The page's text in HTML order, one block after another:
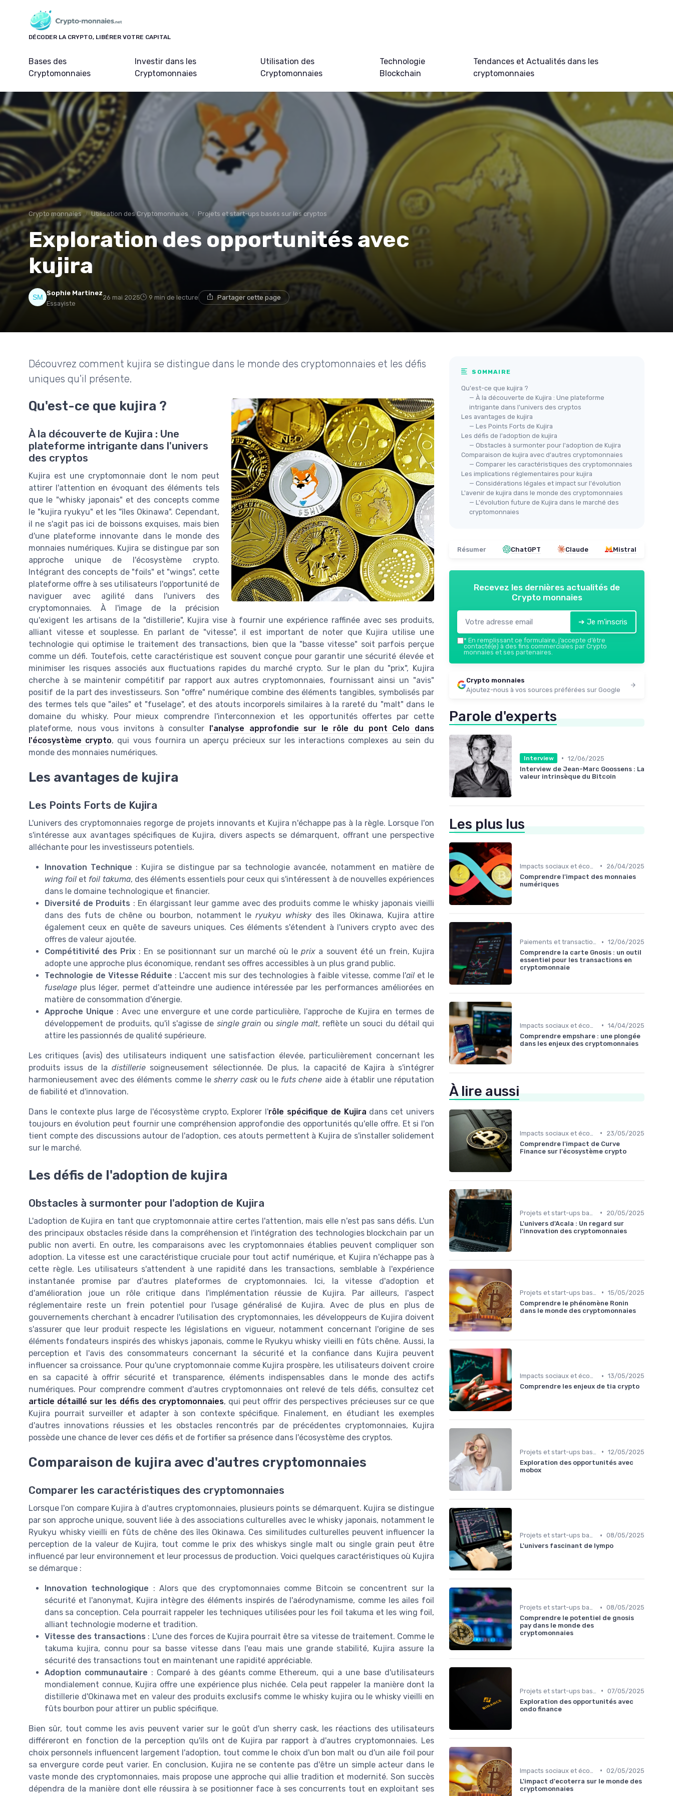
DÉCODER LA CRYPTO, LIBÉRER VOTRE CAPITAL
Bases des
Cryptomonnaies
Investir dans les
Cryptomonnaies
Utilisation des
Cryptomonnaies
Technologie
Blockchain
Tendances et Actualités dans les
cryptomonnaies
Crypto monnaies Utilisation des Cryptomonnaies Projets et start-ups basés sur les cryptos
Exploration des opportunités avec
kujira
Sophie Martinez
Essayiste
26 mai 2025 9 min de lecture Partager cette page
Découvrez comment kujira se distingue dans le monde des cryptomonnaies et les défis
uniques qu'il présente.
Qu'est-ce que kujira ?
À la découverte de Kujira : Une
plateforme intrigante dans l'univers
des cryptos
Kujira est une cryptomonnaie dont le nom peut
attirer l'attention en évoquant des éléments tels
que le "whisky japonais" et des concepts comme
le "kujira ryukyu" et les "îles Okinawa". Cependant,
il ne s'agit pas ici de boissons exquises, mais bien
d'une plateforme innovante dans le monde des
monnaies numériques. Kujira se distingue par son
approche unique de l'écosystème crypto.
Intégrant des concepts de "foils" et "wings", cette
plateforme offre à ses utilisateurs l'opportunité de
naviguer avec agilité dans l'univers des
cryptomonnaies. À l'image de la précision
qu'exigent les artisans de la "distillerie", Kujira vise à fournir une expérience raffinée avec ses produits,
alliant vitesse et souplesse. En parlant de "vitesse", il est important de noter que Kujira utilise une
technologie qui optimise le traitement des transactions, bien que la "basse vitesse" soit parfois perçue
comme un défi. Toutefois, cette caractéristique est souvent conçue pour garantir une sécurité élevée et
minimiser les risques associés aux fluctuations rapides du marché crypto. Sur le plan du "prix", Kujira
cherche à se maintenir compétitif par rapport aux autres cryptomonnaies, fournissant ainsi un "avis"
positif de la part des investisseurs. Son "offre" numérique combine des éléments tangibles, symbolisés par
des termes tels que "ailes" et "fuselage", et des atouts incorporels similaires à la rareté du "malt" dans le
domaine du whisky. Pour mieux comprendre l'interconnexion et les opportunités offertes par cette
plateforme, nous vous invitons à consulter l'analyse approfondie sur le rôle du pont Celo dans
l'écosystème crypto, qui vous fournira un aperçu précieux sur les interactions complexes au sein du
monde des monnaies numériques.
Les avantages de kujira
Les Points Forts de Kujira
L'univers des cryptomonnaies regorge de projets innovants et Kujira n'échappe pas à la règle. Lorsque l'on
s'intéresse aux avantages spécifiques de Kujira, divers aspects se démarquent, offrant une perspective
alléchante pour les investisseurs potentiels.
Innovation Technique : Kujira se distingue par sa technologie avancée, notamment en matière de
wing foil et foil takuma, des éléments essentiels pour ceux qui s'intéressent à de nouvelles expériences
dans le domaine technologique et financier.
Diversité de Produits : En élargissant leur gamme avec des produits comme le whisky japonais vieilli
dans des futs de chêne ou bourbon, notamment leryukyu whisky des îles Okinawa, Kujira attire
également ceux en quête de saveurs uniques. Ces éléments s'étendent à l'univers crypto avec des
offres de valeur ajoutée.
Compétitivité des Prix : En se positionnant sur un marché où leprix a souvent été un frein, Kujira
adopte une approche plus économique, rendant ses offres accessibles à un plus grand public.
Technologie de Vitesse Réduite : L'accent mis sur des technologies à faible vitesse, comme l'ail et le
fuselage plus léger, permet d'atteindre une audience intéressée par les performances améliorées en
matière de consommation d'énergie.
Approche Unique : Avec une envergure et une corde particulière, l'approche de Kujira en termes de
développement de produits, qu'il s'agisse de single grain ousingle malt, reflète un souci du détail qui
attire les passionnés de qualité supérieure.
Les critiques (avis) des utilisateurs indiquent une satisfaction élevée, particulièrement concernant les
produits issus de ladistillerie soigneusement sélectionnée. De plus, la capacité de Kajira à s'intégrer
harmonieusement avec des éléments comme le sherry caskou le futs chene aide à établir une réputation
de fiabilité et d'innovation.
Dans le contexte plus large de l'écosystème crypto, Explorer l'rôle spécifique de Kujira dans cet univers
toujours en évolution peut fournir une compréhension approfondie des opportunités qu'elle offre. Et si l'on
tient compte des discussions autour de l'adoption, ces atouts permettent à Kujira de s'installer solidement
sur le marché.
Les défis de l'adoption de kujira
Obstacles à surmonter pour l'adoption de Kujira
L'adoption de Kujira en tant que cryptomonnaie attire certes l'attention, mais elle n'est pas sans défis. L'un
des principaux obstacles réside dans la compréhension et l'intégration des technologies blockchain par un
public non averti. En outre, les comparaisons avec les cryptomonnaies établies peuvent compliquer son
adoption. La vitesse est une caractéristique cruciale pour tout actif numérique, et Kujira n'échappe pas à
cette règle. Les utilisateurs s'attendent à une rapidité dans les transactions, semblable à l'expérience
instantanée promise par d'autres plateformes de cryptomonnaies. Ici, la vitesse d'adoption et
d'amélioration joue un rôle critique dans l'implémentation réussie de Kujira. Par ailleurs, l'aspect
réglementaire reste un frein potentiel pour l'usage généralisé de Kujira. Avec de plus en plus de
gouvernements cherchant à encadrer l'utilisation des cryptomonnaies, les développeurs de Kujira doivent
s'assurer que leur produit respecte les législations en vigueur, notamment concernant l'origine de ses
éléments fondateurs inspirés des whiskys japonais, comme le Ryukyu whisky vieilli en fûts chêne. Aussi, la
perception et l'avis des consommateurs concernant la sécurité et la confiance dans Kujira peuvent
influencer sa croissance. Pour qu'une cryptomonnaie comme Kujira prospère, les utilisateurs doivent croire
en sa capacité à offrir sécurité et transparence, éléments indispensables dans le monde des actifs
numériques. Pour comprendre comment d'autres cryptomonnaies ont relevé de tels défis, consultez cet
article détaillé sur les défis des cryptomonnaies, qui peut offrir des perspectives précieuses sur ce que
Kujira pourrait surveiller et adapter à son contexte spécifique. Finalement, en étudiant les exemples
d'autres innovations réussies et les obstacles rencontrés par de précédentes cryptomonnaies, Kujira
possède une chance de lever ces défis et de fortifier sa présence dans l'écosystème des cryptos.
Comparaison de kujira avec d'autres cryptomonnaies
Comparer les caractéristiques des cryptomonnaies
Lorsque l'on compare Kujira à d'autres cryptomonnaies, plusieurs points se démarquent. Kujira se distingue
par son approche unique, souvent liée à des associations culturelles avec le whisky japonais, notamment le
Ryukyu whisky vieilli en fûts de chêne des îles Okinawa. Ces similitudes culturelles peuvent influencer la
perception de la valeur de Kujira, tout comme le prix des whiskys single malt ou single grain peut être
influencé par leur environnement et leur processus de production. Voici quelques caractéristiques où Kujira
se démarque :
Innovation technologique : Alors que des cryptomonnaies comme Bitcoin se concentrent sur la
sécurité et l'anonymat, Kujira intègre des éléments inspirés de l'aérodynamisme, comme les ailes foil
dans sa conception. Cela pourrait rappeler les techniques utilisées pour les foil takuma et les wing foil,
alliant technologie moderne et tradition.
Vitesse des transactions : L'une des forces de Kujira pourrait être sa vitesse de traitement. Comme le
takuma kujira, connu pour sa basse vitesse dans l'eau mais une grande stabilité, Kujira assure la
sécurité des transactions tout en maintenant une rapidité appréciable.
Adoption communautaire : Comparé à des géants comme Ethereum, qui a une base d'utilisateurs
mondialement connue, Kujira offre une expérience plus nichée. Cela peut rappeler la manière dont la
distillerie d'Okinawa met en valeur des produits exclusifs comme le whisky kujira ou le whisky vieilli en
fûts bourbon pour attirer un public spécifique.
Bien sûr, tout comme les avis peuvent varier sur le goût d'un sherry cask, les réactions des utilisateurs
différeront en fonction de la perception qu'ils ont de Kujira par rapport à d'autres cryptomonnaies. Les
choix personnels influencent largement l'adoption, tout comme le choix d'un bon malt ou d'un aile foil pour
sa envergure corde peut varier. En conclusion, Kujira ne se contente pas d'être un simple acteur dans le
vaste monde des cryptomonnaies, mais propose une approche qui allie tradition et modernité. Son succès
dépendra de la manière dont elle réussira à se positionner face à ses concurrents tout en exploitant ses
SOMMAIRE
Qu'est-ce que kujira ?
— À la découverte de Kujira : Une plateforme
intrigante dans l'univers des cryptos
Les avantages de kujira
— Les Points Forts de Kujira
Les défis de l'adoption de kujira
— Obstacles à surmonter pour l'adoption de Kujira
Comparaison de kujira avec d'autres cryptomonnaies
— Comparer les caractéristiques des cryptomonnaies
Les implications réglementaires pour kujira
— Considérations légales et impact sur l'évolution
L'avenir de kujira dans le monde des cryptomonnaies
— L'évolution future de Kujira dans le marché des
cryptomonnaies
Résumer ChatGPT Claude Mistral
Recevez les dernières actualités de
Crypto monnaies
➔ Je m'inscris
* En remplissant ce formulaire, j’accepte d’être
contacté(e) à des fins commerciales par Crypto
monnaies et ses partenaires.
Crypto monnaies
Ajoutez-nous à vos sources préférées sur Google
Parole d'experts
Interview • 12/06/2025
Interview de Jean-Marc Goossens : La
valeur intrinsèque du Bitcoin
Les plus lus
•
26/04/2025
Comprendre l'impact des monnaies
numériques
Paiements et transactions • 12/06/2025
Comprendre la carte Gnosis : un outil
essentiel pour les transactions en
cryptomonnaie
• 14/04/2025
Comprendre empshare : une plongée
dans les enjeux des cryptomonnaies
À lire aussi
•
23/05/2025
Comprendre l'impact de Curve
Finance sur l'écosystème crypto
•
20/05/2025
L'univers d'Acala : Un regard sur
l'innovation des cryptomonnaies
• 15/05/2025
Comprendre le phénomène Ronin
dans le monde des cryptomonnaies
Impacts sociaux et économiques • 13/05/2025
Comprendre les enjeux de tia crypto
• 12/05/2025
Exploration des opportunités avec
mobox
Projets et start-ups basés sur les cryptos • 08/05/2025
L'univers fascinant de lympo
Projets et start-ups basés sur les cryptos • 08/05/2025
Comprendre le potentiel de gnosis
pay dans le monde des
cryptomonnaies
• 07/05/2025
Exploration des opportunités avec
ondo finance
• 02/05/2025
L'impact d'ecoterra sur le monde des
cryptomonnaies